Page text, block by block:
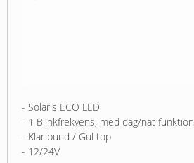
- Solaris ECO LED
- 1 Blinkfrekvens, med dag/nat funktion
- Klar bund / Gul top
- 12/24V